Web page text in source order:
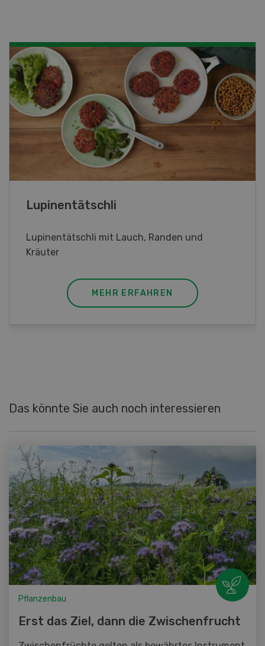
Frühlingsrollen
Frühlingsrollen mit Poulet
MEHR ERFAHREN
Das könnte Sie auch noch interessieren
Pflanzenbau
Erst das Ziel, dann die Zwischenfrucht